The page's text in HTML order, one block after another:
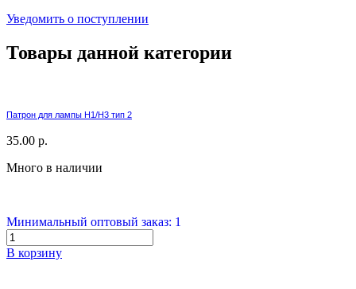
Уведомить о поступлении
Товары данной категории
Патрон для лампы H1/H3 тип 2
35.00 р.
Много в наличии
Минимальный оптовый заказ: 1
В корзину